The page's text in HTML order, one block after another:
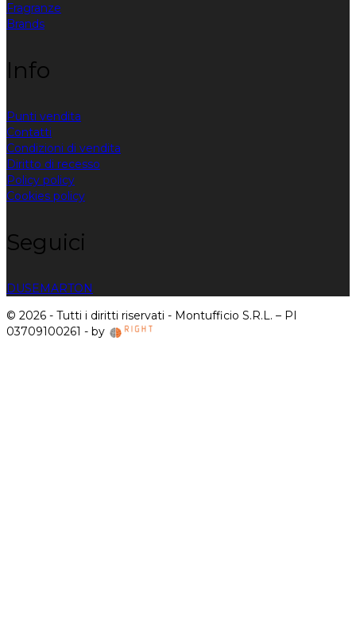
Fragranze
Brands
Info
Punti vendita
Contatti
Condizioni di vendita
Diritto di recesso
Policy policy
Cookies policy
Seguici
DUSEMARTON
© 2026 - Tutti i diritti riservati - Montufficio S.R.L. – PI
03709100261 - by